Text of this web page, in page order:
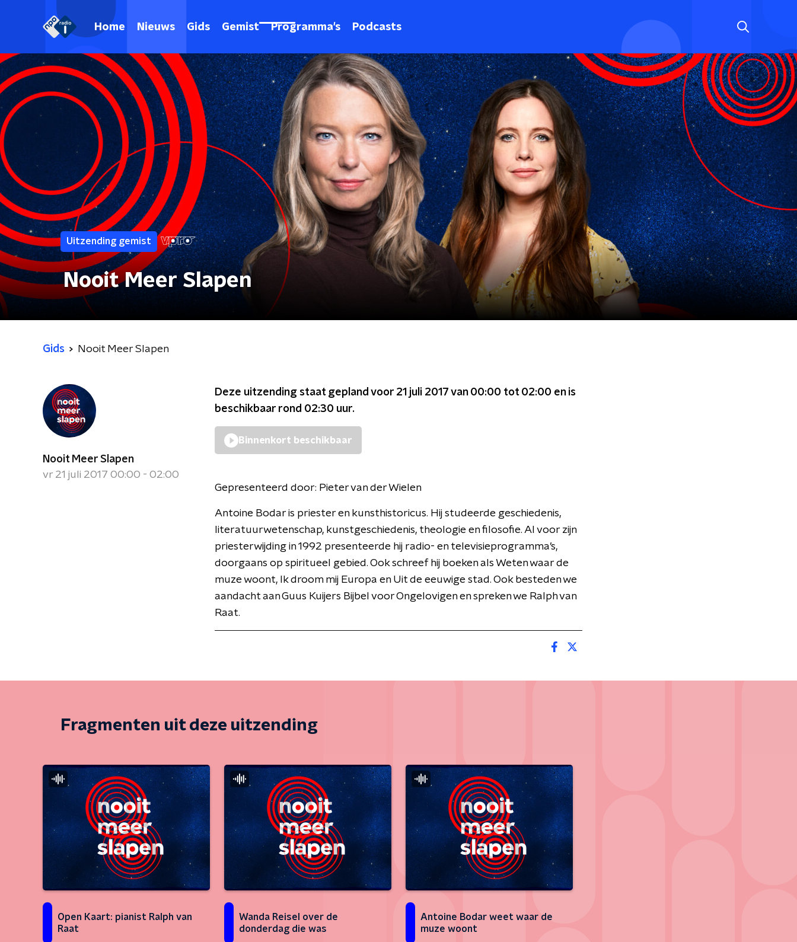
Home Nieuws Gids Gemist Programma's Podcasts
Uitzending gemist
Nooit Meer Slapen
Gids Nooit Meer Slapen
Nooit Meer Slapen
vr 21 juli 2017 00:00 - 02:00
Deze uitzending staat gepland voor 21 juli 2017 van 00:00 tot 02:00 en is
beschikbaar rond 02:30 uur.
Binnenkort beschikbaar
Gepresenteerd door: Pieter van der Wielen
Antoine Bodar is priester en kunsthistoricus. Hij studeerde geschiedenis,
literatuurwetenschap, kunstgeschiedenis, theologie en filosofie. Al voor zijn
priesterwijding in 1992 presenteerde hij radio- en televisieprogramma’s,
doorgaans op spiritueel gebied. Ook schreef hij boeken als Weten waar de
muze woont, Ik droom mij Europa en Uit de eeuwige stad. Ook besteden we
aandacht aan Guus Kuijers Bijbel voor Ongelovigen en spreken we Ralph van
Raat.
Fragmenten uit deze uitzending
Open Kaart: pianist Ralph van
Raat
Wanda Reisel over de
donderdag die was
Antoine Bodar weet waar de
muze woont